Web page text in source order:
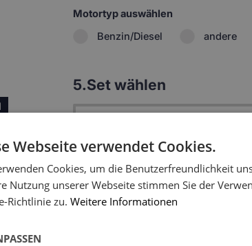
Motortyp auswählen
Benzin/Diesel
andere
5.Set wählen
Zwei 5D Fußmatten vorne
2: Matte 5D für der 2. Reihe
3: i
Webseite verwendet Cookies.
Cookies, um die Benutzerfreundlichkeit
Nutzung unserer Webseite stimmen Sie der
Richtlinie zu. Weitere Informationen